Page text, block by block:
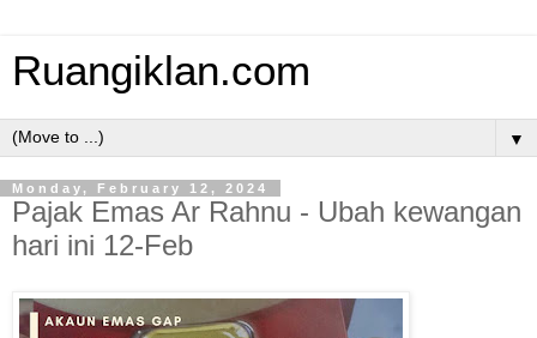
Ruangiklan.com
▼
Monday, February 12, 2024
Pajak Emas Ar Rahnu - Ubah kewangan
hari ini 12-Feb